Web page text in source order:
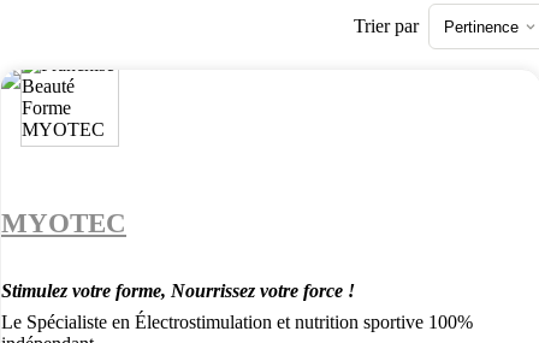
Trier par Pertinence
MYOTEC
Stimulez votre forme, Nourrissez votre force !
Le Spécialiste en Électrostimulation et nutrition sportive 100%